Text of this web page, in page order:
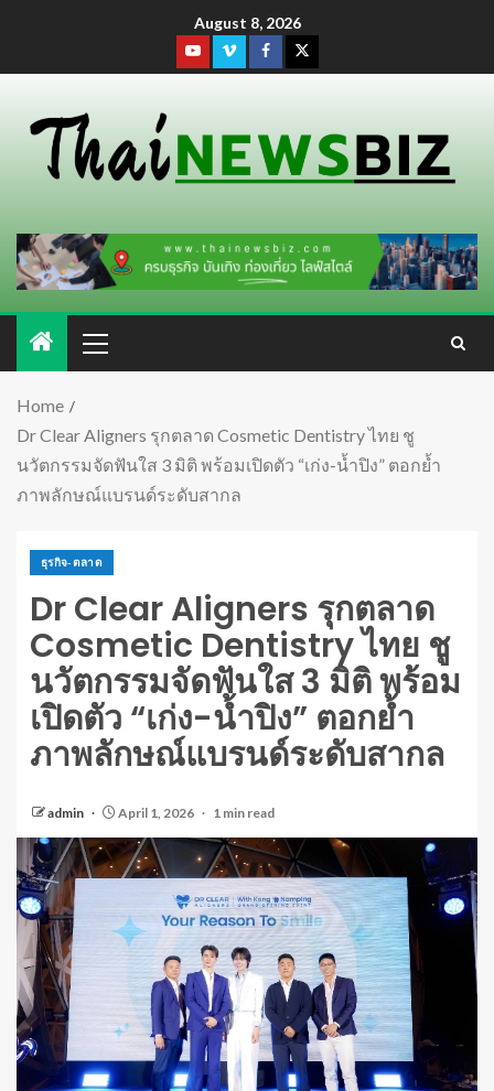
August 8, 2026
Home
Dr Clear Aligners รุกตลาด Cosmetic Dentistry ไทย ชู
นวัตกรรมจัดฟันใส 3 มิติ พร้อมเปิดตัว “เก่ง-น้ำปิง” ตอกย้ำ
ภาพลักษณ์แบรนด์ระดับสากล
ธุรกิจ-ตลาด
Dr Clear Aligners รุกตลาด
Cosmetic Dentistry ไทย ชู
นวัตกรรมจัดฟันใส 3 มิติ พร้อม
เปิดตัว “เก่ง-น้ำปิง” ตอกย้ำ
ภาพลักษณ์แบรนด์ระดับสากล
admin April 1, 2026 1 min read